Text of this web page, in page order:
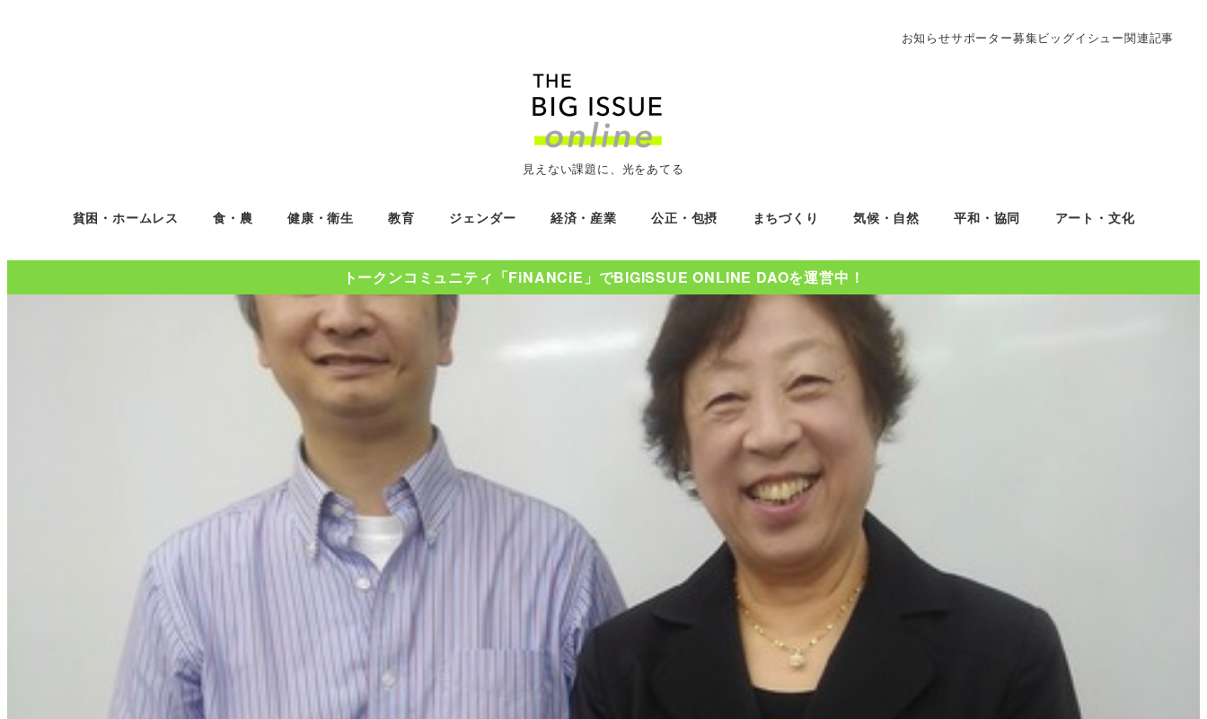
お知らせサポーター募集ビッグイシュー関連記事
見えない課題に、光をあてる
貧困・ホームレス 食・農 健康・衛生 教育 ジェンダー 経済・産業 公正・包摂 まちづくり 気候・自然 平和・協同 アート・文化
トークンコミュニティ「FiNANCiE」でBIGISSUE ONLINE DAOを運営中！